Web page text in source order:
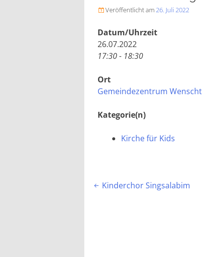
Veröffentlicht am26. Juli 2022
Datum/Uhrzeit
26.07.2022
17:30 - 18:30
Ort
Gemeindezentrum Wenscht
Kategorie(n)
Kirche für Kids
Beitragsnavigation
 Kinderchor Singsalabim